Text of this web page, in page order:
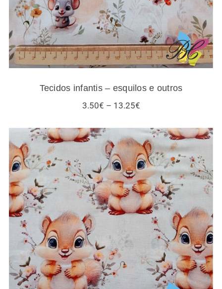
Tecidos infantis – esquilos e outros
3.50€ – 13.25€Price
through
13.25€
Tecidos esquilos